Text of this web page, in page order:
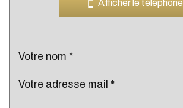
Afficher le téléphone